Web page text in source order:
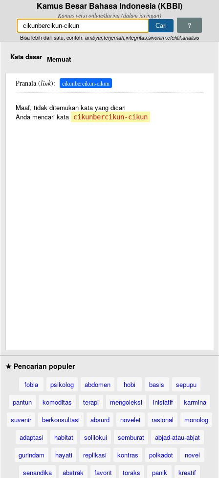
Kamus Besar Bahasa Indonesia (KBBI)
Kamus versi online/daring (dalam jaringan)
?
Bisa lebih dari satu, contoh: ambyar,terjemah,integritas,sinonim,efektif,analisis
Kata dasar Memuat
Pranala (link): cikunbercikun-cikun
Maaf, tidak ditemukan kata yang dicari
Anda mencari kata
cikunbercikun-cikun
★ Pencarian populer
fobia psikolog abdomen hobi basis
sepupu
pantun
komoditas terapi mengoleksi inisiatif
karmina
suvenir
berkonsultasi absurd novelet rasional
monolog
adaptasi
habitat solilokui semburat
abjad-atau-abjat
gurindam
hayati replikasi kontras polkadot
novel
senandika
abstrak favorit toraks panik
kreatif